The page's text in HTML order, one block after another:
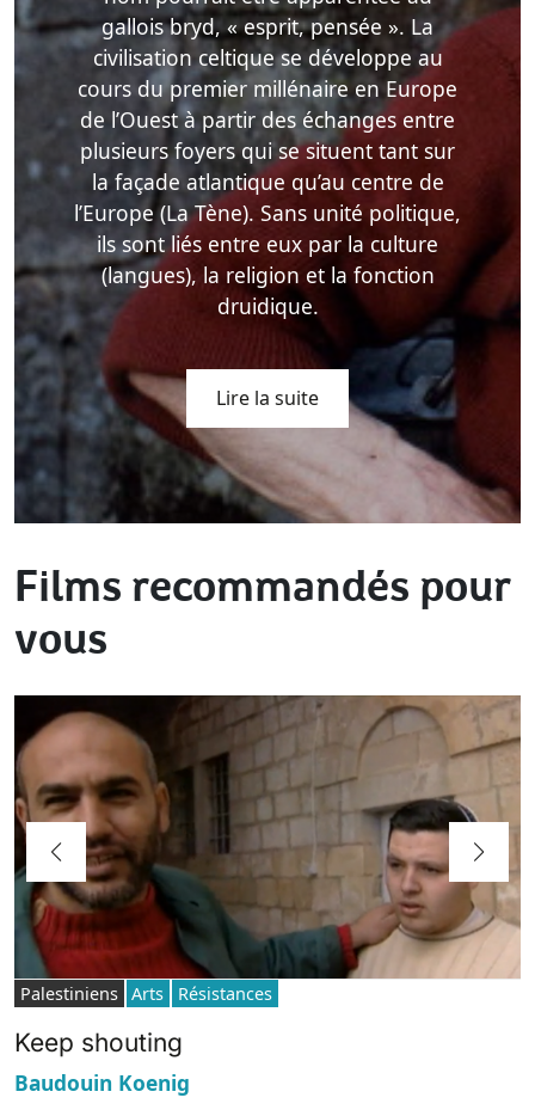
gallois bryd, « esprit, pensée ». La
civilisation celtique se développe au
cours du premier millénaire en Europe
de l’Ouest à partir des échanges entre
plusieurs foyers qui se situent tant sur
la façade atlantique qu’au centre de
l’Europe (La Tène). Sans unité politique,
ils sont liés entre eux par la culture
(langues), la religion et la fonction
druidique.
Lire la suite
Films recommandés pour
vous
Palestiniens Arts Résistances
Keep shouting
Baudouin Koenig